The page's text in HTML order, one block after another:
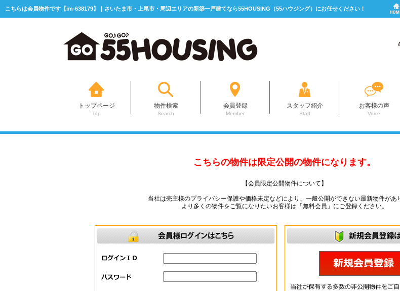
こちらは会員物件です【im-638179】｜さいたま市・上尾市・周辺エリアの新築一戸建てなら55HOUSING（55ハウジング）にお任せください！
トップページ
Top
物件検索
Search
会員登録
Member
スタッフ紹介
Staff
お客様の声
Voice
こちらの物件は限定公開の物件になります。
【会員限定公開物件について】
当社は売主様のプライバシー保護や価格未定などにより、一般公開ができない最新物件があ
より多くの物件をご覧になりたいお客様は「無料会員」にご登録ください。